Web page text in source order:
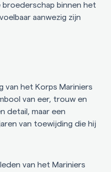
binnen het
aanwezig zijn
van het Korps Mariniers
van eer, trouw en
detail, maar een
van toewijding die hij
van het Mariniers